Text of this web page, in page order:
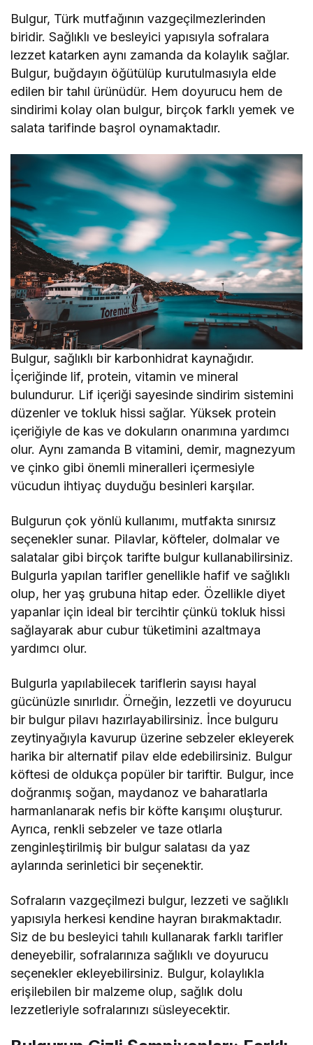
Bulgur, Türk mutfağının vazgeçilmezlerinden
biridir. Sağlıklı ve besleyici yapısıyla sofralara
lezzet katarken aynı zamanda da kolaylık sağlar.
Bulgur, buğdayın öğütülüp kurutulmasıyla elde
edilen bir tahıl ürünüdür. Hem doyurucu hem de
sindirimi kolay olan bulgur, birçok farklı yemek ve
salata tarifinde başrol oynamaktadır.
Bulgur, sağlıklı bir karbonhidrat kaynağıdır.
İçeriğinde lif, protein, vitamin ve mineral
bulundurur. Lif içeriği sayesinde sindirim sistemini
düzenler ve tokluk hissi sağlar. Yüksek protein
içeriğiyle de kas ve dokuların onarımına yardımcı
olur. Aynı zamanda B vitamini, demir, magnezyum
ve çinko gibi önemli mineralleri içermesiyle
vücudun ihtiyaç duyduğu besinleri karşılar.
Bulgurun çok yönlü kullanımı, mutfakta sınırsız
seçenekler sunar. Pilavlar, köfteler, dolmalar ve
salatalar gibi birçok tarifte bulgur kullanabilirsiniz.
Bulgurla yapılan tarifler genellikle hafif ve sağlıklı
olup, her yaş grubuna hitap eder. Özellikle diyet
yapanlar için ideal bir tercihtir çünkü tokluk hissi
sağlayarak abur cubur tüketimini azaltmaya
yardımcı olur.
Bulgurla yapılabilecek tariflerin sayısı hayal
gücünüzle sınırlıdır. Örneğin, lezzetli ve doyurucu
bir bulgur pilavı hazırlayabilirsiniz. İnce bulguru
zeytinyağıyla kavurup üzerine sebzeler ekleyerek
harika bir alternatif pilav elde edebilirsiniz. Bulgur
köftesi de oldukça popüler bir tariftir. Bulgur, ince
doğranmış soğan, maydanoz ve baharatlarla
harmanlanarak nefis bir köfte karışımı oluşturur.
Ayrıca, renkli sebzeler ve taze otlarla
zenginleştirilmiş bir bulgur salatası da yaz
aylarında serinletici bir seçenektir.
Sofraların vazgeçilmezi bulgur, lezzeti ve sağlıklı
yapısıyla herkesi kendine hayran bırakmaktadır.
Siz de bu besleyici tahılı kullanarak farklı tarifler
deneyebilir, sofralarınıza sağlıklı ve doyurucu
seçenekler ekleyebilirsiniz. Bulgur, kolaylıkla
erişilebilen bir malzeme olup, sağlık dolu
lezzetleriyle sofralarınızı süsleyecektir.